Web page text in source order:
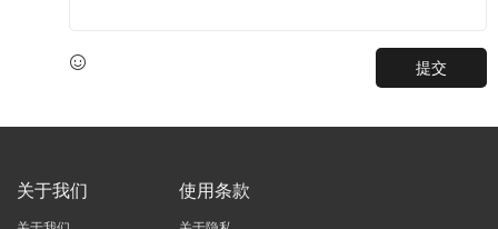
提交
关于我们 使用条款